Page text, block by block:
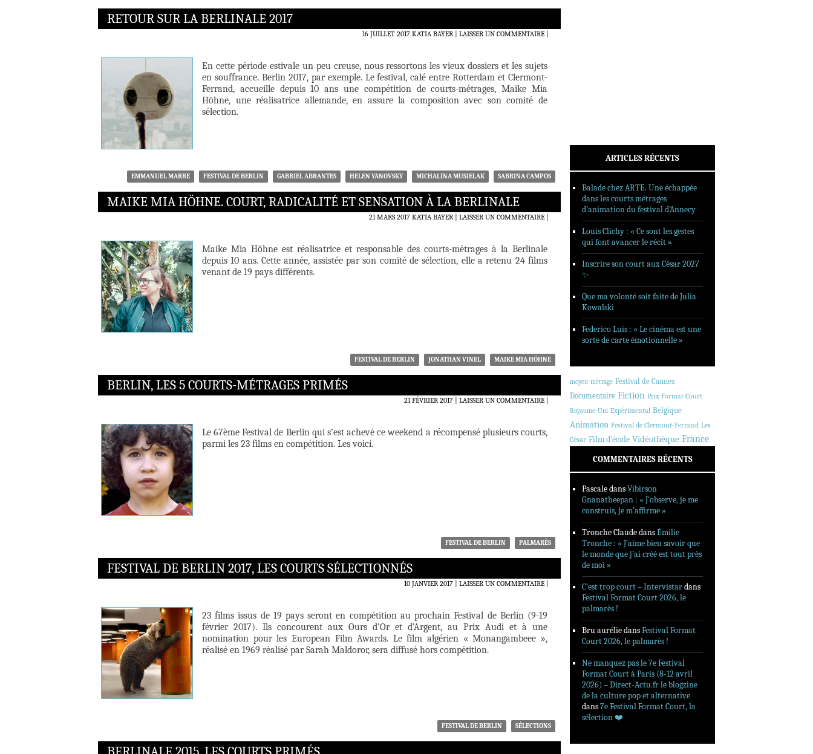
RETOUR SUR LA BERLINALE 2017
16 JUILLET 2017 KATIA BAYER LAISSER UN COMMENTAIRE|
En cette période estivale un peu creuse, nous ressortons les vieux dossiers et les sujets
en souffrance. Berlin 2017, par exemple. Le festival, calé entre Rotterdam et Clermont-
Ferrand, accueille depuis 10 ans une compétition de courts-métrages, Maike Mia
Höhne, une réalisatrice allemande, en assure la composition avec son comité de
sélection.
EMMANUEL MARRE FESTIVAL DE BERLIN GABRIEL ABRANTES HELEN YANOVSKY MICHALINA MUSIELAK SABRINA CAMPOS
MAIKE MIA HÖHNE. COURT, RADICALITÉ ET SENSATION À LA BERLINALE
21 MARS 2017 KATIA BAYER LAISSER UN COMMENTAIRE|
Maike Mia Höhne est réalisatrice et responsable des courts-métrages à la Berlinale
depuis 10 ans. Cette année, assistée par son comité de sélection, elle a retenu 24 films
venant de 19 pays différents.
FESTIVAL DE BERLIN JONATHAN VINEL MAIKE MIA HÖHNE
BERLIN, LES 5 COURTS-MÉTRAGES PRIMÉS
21 FÉVRIER 2017 LAISSER UN COMMENTAIRE|
Le 67ème Festival de Berlin qui s’est achevé ce weekend a récompensé plusieurs courts,
parmi les 23 films en compétition. Les voici.
FESTIVAL DE BERLIN PALMARÈS
FESTIVAL DE BERLIN 2017, LES COURTS SÉLECTIONNÉS
10 JANVIER 2017 LAISSER UN COMMENTAIRE|
23 films issus de 19 pays seront en compétition au prochain Festival de Berlin (9-19
février 2017). Ils concourent aux Ours d’Or et d’Argent, au Prix Audi et à une
nomination pour les European Film Awards. Le film algérien « Monangambeee »,
réalisé en 1969 réalisé par Sarah Maldoror, sera diffusé hors compétition.
FESTIVAL DE BERLIN SÉLECTIONS
ARTICLES RÉCENTS
Balade chez ARTE. Une échappée
dans les courts métrages
d’animation du festival d’Annecy
Louis Clichy : « Ce sont les gestes
qui font avancer le récit »
Inscrire son court aux César 2027
✨
Que ma volonté soit faite de Julia
Kowalski
Federico Luis : « Le cinéma est une
sorte de carte émotionnelle »
moyen-métrage Festival de Cannes
Documentaire Fiction Prix Format Court
Royaume-Uni Expérimental Belgique
Animation Festival de Clermont-Ferrand Les
César Film d'école Vidéothèque France
COMMENTAIRES RÉCENTS
PascaledansVibirson
Gnanatheepan : « J’observe, je me
construis, je m’affirme »
Tronche ClaudedansÉmilie
Tronche : « J’aime bien savoir que
le monde que j’ai créé est tout près
de moi »
C’est trop court – Intervistardans
Festival Format Court 2026, le
palmarès !
Bru auréliedansFestival Format
Court 2026, le palmarès !
Ne manquez pas le 7e Festival
Format Court à Paris (8-12 avril
2026) – Direct-Actu.fr le blogzine
de la culture pop et alternative
dans7e Festival Format Court, la
sélection ❤️‍